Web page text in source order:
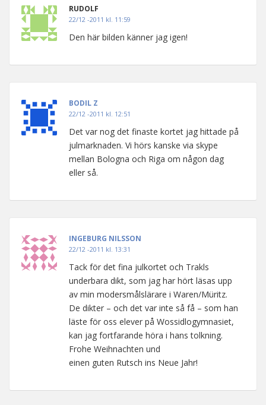
RUDOLF
22/12 -2011 kl. 11:59
Den här bilden känner jag igen!
BODIL Z
22/12 -2011 kl. 12:51
Det var nog det finaste kortet jag hittade på
julmarknaden. Vi hörs kanske via skype
mellan Bologna och Riga om någon dag
eller så.
INGEBURG NILSSON
22/12 -2011 kl. 13:31
Tack för det fina julkortet och Trakls
underbara dikt, som jag har hört läsas upp
av min modersmålslärare i Waren/Müritz.
De dikter – och det var inte så få – som han
läste för oss elever på Wossidlogymnasiet,
kan jag fortfarande höra i hans tolkning.
Frohe Weihnachten und
einen guten Rutsch ins Neue Jahr!